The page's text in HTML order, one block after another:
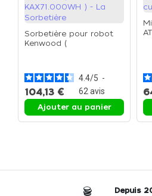
Sorbetière pour robot
Kenwood (
4.4/5 -
62avis
104,13 €
Ajouter au panier
Depuis